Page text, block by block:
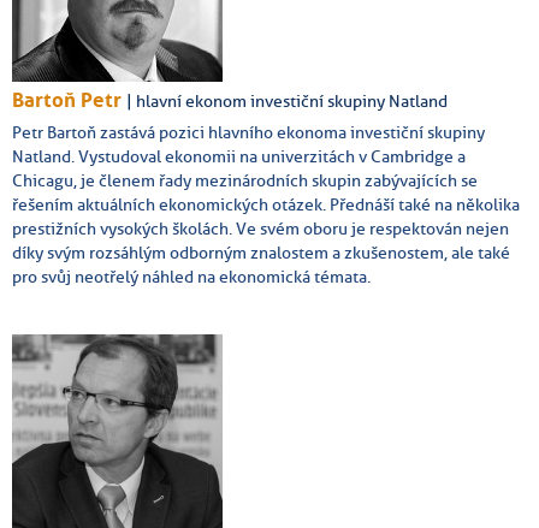
Bartoň Petr | hlavní ekonom investiční skupiny Natland
Petr Bartoň zastává pozici hlavního ekonoma investiční skupiny
Natland. Vystudoval ekonomii na univerzitách v Cambridge a
Chicagu, je členem řady mezinárodních skupin zabývajících se
řešením aktuálních ekonomických otázek. Přednáší také na několika
prestižních vysokých školách. Ve svém oboru je respektován nejen
díky svým rozsáhlým odborným znalostem a zkušenostem, ale také
pro svůj neotřelý náhled na ekonomická témata.